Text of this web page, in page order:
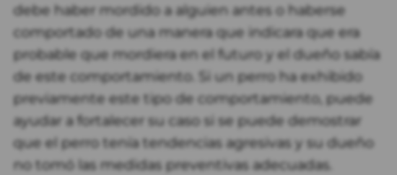
debe haber mordido a alguien antes o haberse
comportado de una manera que indicara que era
probable que mordiera en el futuro y el dueño sabía
de este comportamiento. Si un perro ha exhibido
previamente este tipo de comportamiento, puede
ayudar a fortalecer su caso si se puede demostrar
que el perro tenía tendencias agresivas y su dueño
no tomó las medidas preventivas adecuadas.